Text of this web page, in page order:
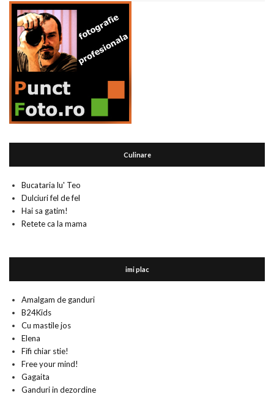
Culinare
Bucataria lu' Teo
Dulciuri fel de fel
Hai sa gatim!
Retete ca la mama
imi plac
Amalgam de ganduri
B24Kids
Cu mastile jos
Elena
Fifi chiar stie!
Free your mind!
Gagaita
Ganduri in dezordine